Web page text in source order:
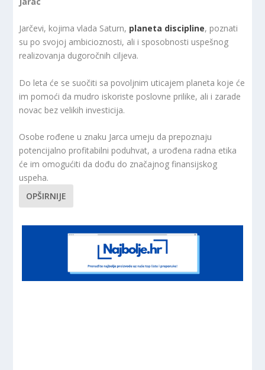
Jarčevi, kojima vlada Saturn, planeta discipline, poznati
su po svojoj ambicioznosti, ali i sposobnosti uspešnog
realizovanja dugoročnih ciljeva.
Do leta će se suočiti sa povoljnim uticajem planeta koje će
im pomoći da mudro iskoriste poslovne prilike, ali i zarade
novac bez velikih investicija.
Osobe rođene u znaku Jarca umeju da prepoznaju
potencijalno profitabilni poduhvat, a urođena radna etika
će im omogućiti da dođu do značajnog finansijskog
uspeha.
OPŠIRNIJE